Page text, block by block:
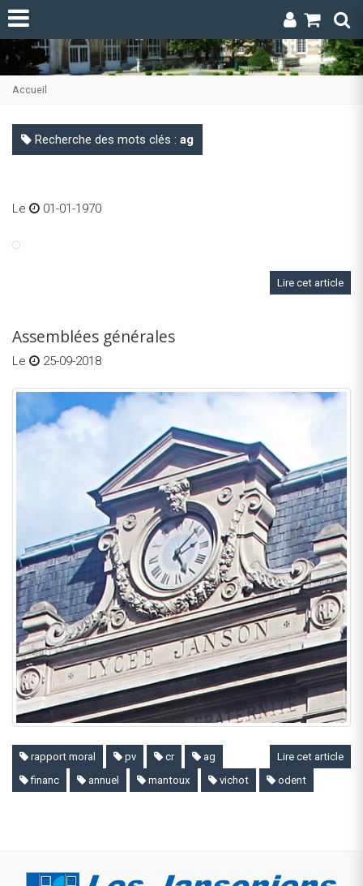
Accueil
Recherche des mots clés : ag
Le 01-01-1970
Lire cet article
Assemblées générales
Le 25-09-2018
Lire cet article
rapport moral pv cr
ag
financ
annuel mantoux vichot odent